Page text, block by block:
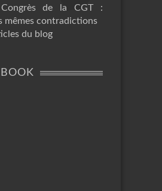
de la CGT :
mêmes contradictions
du blog